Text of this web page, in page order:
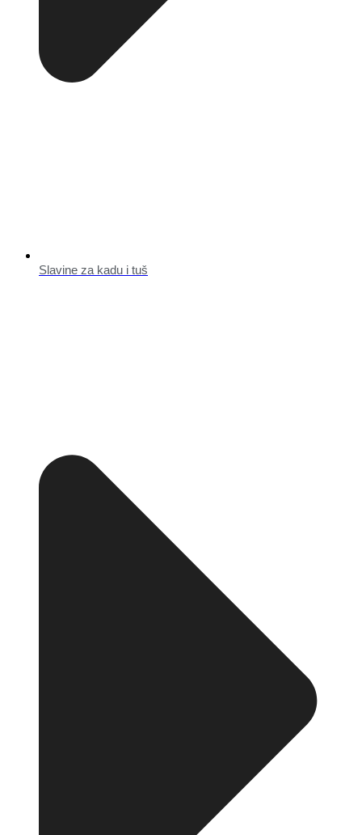
Slavine za kadu i tuš